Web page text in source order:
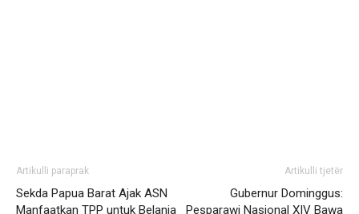
Artikulli paraprak
Sekda Papua Barat Ajak ASN
Manfaatkan TPP untuk Belanja
Artikulli tjetër
Gubernur Dominggus:
Pesparawi Nasional XIV Bawa